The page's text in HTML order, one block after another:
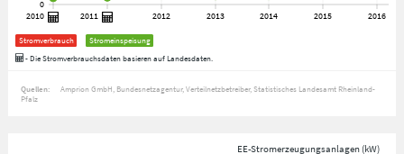
Stromverbrauch
Stromeinspeisung
- Die Stromverbrauchsdaten basieren auf Landesdaten.
Quellen: Amprion GmbH Bundesnetzagentur Verteilnetzbetreiber Statistisches Landesamt Rheinland-
Pfalz
EE-Stromerzeugungsanlagen (kW)